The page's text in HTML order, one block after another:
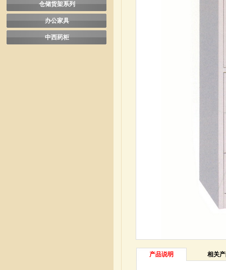
仓储货架系列
办公家具
中西药柜
产品说明 相关